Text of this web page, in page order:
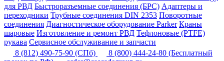
для РВД Быстроразъемные соединения (БРС) Адаптеры и
переходники Трубные соединения DIN 2353 Поворотные
соединения Диагностическое оборудование Parker Краны
шаровые Изготовление и ремонт РВД Тефлоновые (PTFE)
рукава Сервисное обслуживание и запчасти
8 (812) 490-75-90 (СПб) 8 (800) 444-24-80 (Бесплатный